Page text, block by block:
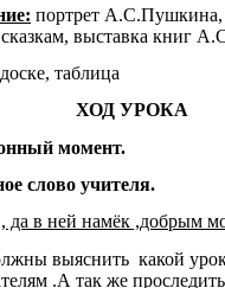
портрет А.С.Пушкина,
выставка книг
таблица
ХОД УРОКА
момент.
слово учителя.
да в ней намёк ,добрым
выяснить какой
.А так же